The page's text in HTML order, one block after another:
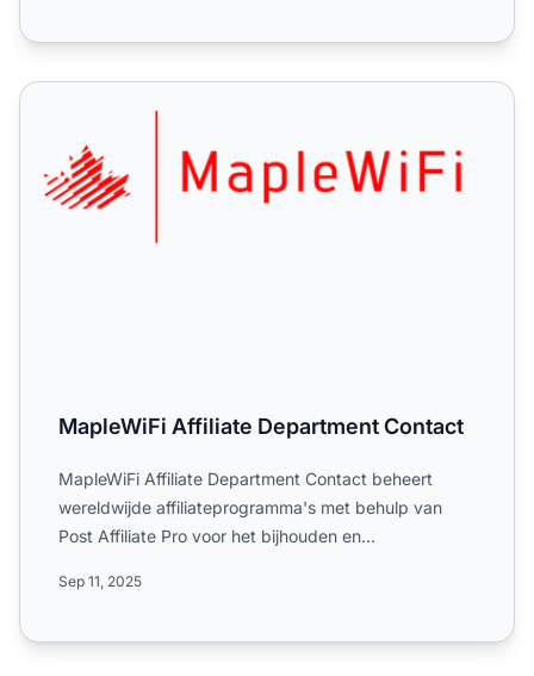
MapleWiFi Affiliate Department Contact
MapleWiFi Affiliate Department Contact
MapleWiFi Affiliate Department Contact beheert
wereldwijde affiliateprogramma's met behulp van
Post Affiliate Pro voor het bijhouden en
Sep 11, 2025